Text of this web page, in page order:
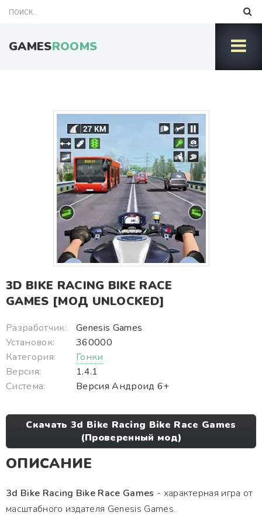
GAMESROOMS
3D BIKE RACING BIKE RACE
GAMES [МОД UNLOCKED]
Разработчик:
Genesis Games
Установок:
360000
Категория:
Гонки
Версия:
1.4.1
Система:
Версия Андроид 6+
Скачать 3d Bike Racing Bike Race Games
(Проверенный мод)
ОПИСАНИЕ
3d Bike Racing Bike Race Games - характерная игра от
масштабного издателя Genesis Games.